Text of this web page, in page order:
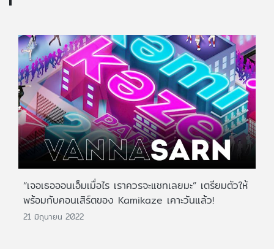
“เจอเธอออนเอ็มเมื่อไร เราควรจะแชทเลยมะ” เตรียมตัวให้
พร้อมกับคอนเสิร์ตของ Kamikaze เคาะวันแล้ว!
21 มิถุนายน 2022